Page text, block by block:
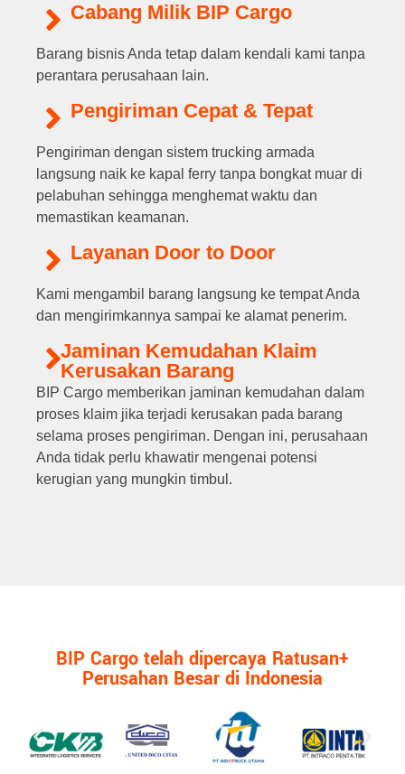
Cabang Milik BIP Cargo
Barang bisnis Anda tetap dalam kendali kami tanpa
perantara perusahaan lain.
Pengiriman Cepat & Tepat
Pengiriman dengan sistem trucking armada
langsung naik ke kapal ferry tanpa bongkat muar di
pelabuhan sehingga menghemat waktu dan
memastikan keamanan.
Layanan Door to Door
Kami mengambil barang langsung ke tempat Anda
dan mengirimkannya sampai ke alamat penerim.
Jaminan Kemudahan Klaim
Kerusakan Barang
BIP Cargo memberikan jaminan kemudahan dalam
proses klaim jika terjadi kerusakan pada barang
selama proses pengiriman. Dengan ini, perusahaan
Anda tidak perlu khawatir mengenai potensi
kerugian yang mungkin timbul.
BIP Cargo telah dipercaya Ratusan+
Perusahan Besar di Indonesia